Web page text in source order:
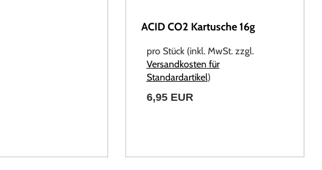
ACID CO2 Kartusche 16g
pro Stück (inkl. MwSt. zzgl.
Versandkosten für
Standardartikel)
6,95 EUR